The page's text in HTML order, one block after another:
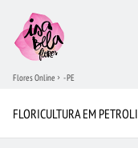
Flores Online - PE
FLORICULTURA EM